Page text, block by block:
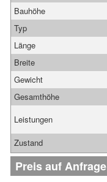
Bauhöhe
Typ
Länge
Breite
Gewicht
Gesamthöhe
Leistungen
Zustand
Preis auf Anfrage